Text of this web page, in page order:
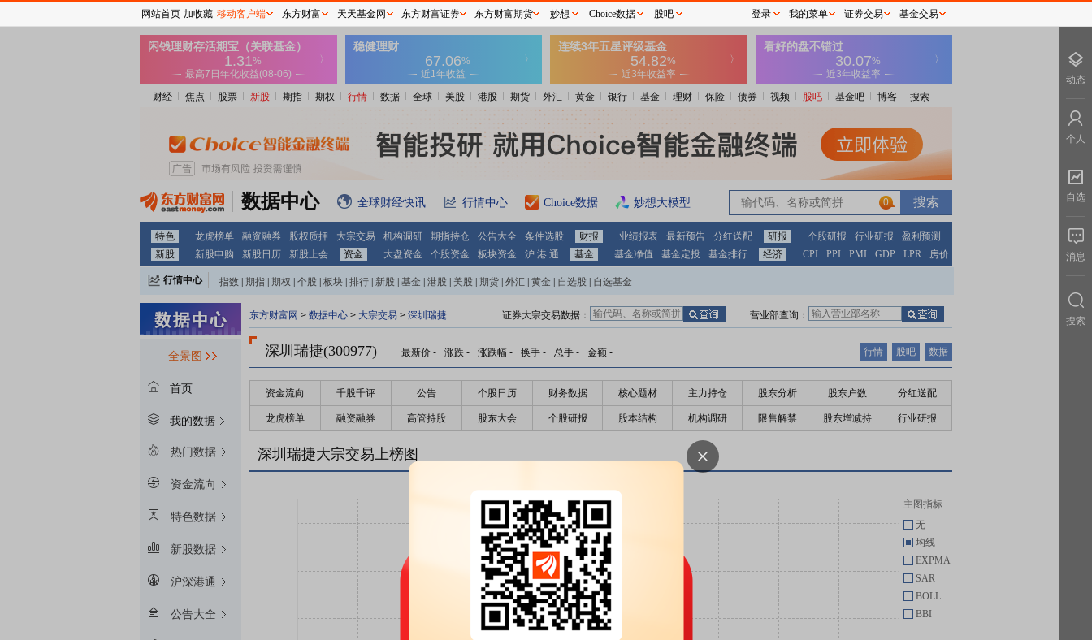
财经 焦点 股票 新股 期指 期权 行情 数据 全球 美股 港股 期货 外汇 黄金 银行 基金 理财 保险 债券 视频 股吧 基金吧 博客 搜索
数据中心 全球财经快讯 行情中心 Choice数据 妙想大模型 0
特色 龙虎榜单 融资融券 股权质押 大宗交易 机构调研 期指持仓 公告大全 条件选股 财报 业绩报表 最新预告 分红送配 研报 个股研报 行业研报
盈利预测
新股
新股申购 新股日历 新股上会 资金 大盘资金 个股资金 板块资金 沪 港 通 基金 基金净值 基金定投 基金排行 经济 CPI PPI PMI GDP LPR 房价
行情中心 指数 期指 期权 个股 板块 排行 新股 基金 港股 美股 期货 外汇 黄金 自选股 自选基金
全景图
首页
我的数据
热门数据
资金流向
特色数据
新股数据
沪深港通
公告大全
东方财富网 > 数据中心 > 大宗交易 > 深圳瑞捷 营业部查询：
证券大宗交易数据：
深圳瑞捷(300977) 最新价 - 涨跌 - 涨跌幅 - 换手 - 总手 - 金额 - 行情 股吧 数据
资金流向 千股千评 公告 个股日历 财务数据 核心题材 主力持仓 股东分析 股东户数 分红送配
龙虎榜单 融资融券 高管持股 股东大会 个股研报 股本结构 机构调研 限售解禁 股东增减持 行业研报
深圳瑞捷大宗交易上榜图
主图指标
无
均线
EXPMA
SAR
BOLL
BBI
网站首页 加收藏 移动客户端 东方财富 天天基金网 东方财富证券 东方财富期货 妙想 Choice数据 股吧 登录 我的菜单 证券交易 基金交易
动态
个人
自选
消息
搜索